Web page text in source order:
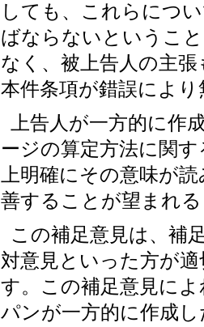
しても、これらにつ
ばならないというこ
なく、被上告人の主
本件条項が錯誤によ
上告人が一方的に作
ージの算定方法に関
上明確にその意味が
善することが望まれ
この補足意見は、補
対意見といった方が
す。この補足意見に
パンが一方的に作成